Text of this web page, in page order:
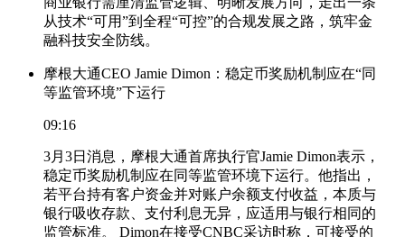
从技术“可用”到全程“可控”的合规发展之路，筑牢金
融科技安全防线。
摩根大通CEO Jamie Dimon：稳定币奖励机制应在“同
等监管环境”下运行
09:16
3月3日消息，摩根大通首席执行官Jamie Dimon表示，
稳定币奖励机制应在同等监管环境下运行。他指出，
若平台持有客户资金并对账户余额支付收益，本质与
银行吸收存款、支付利息无异，应适用与银行相同的
监管标准。 Dimon在接受CNBC采访时称，可接受的